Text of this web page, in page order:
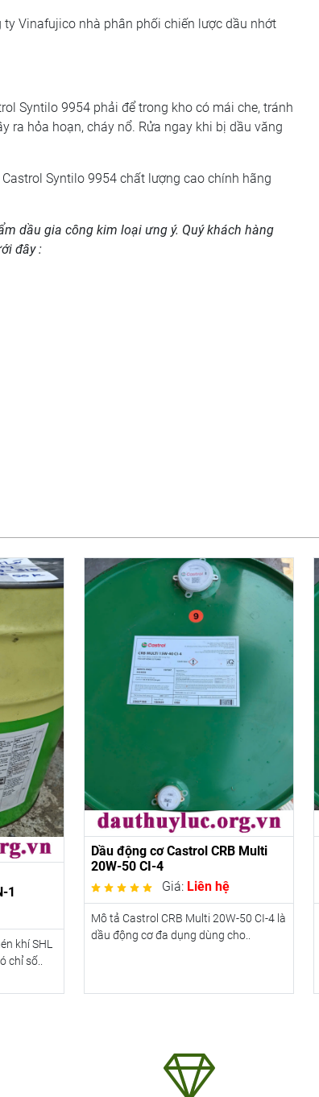
Vinafujico nhà phân phối chiến lược dầu nhớt
Syntilo 9954 phải để trong kho có mái che, tránh
ra hỏa hoạn, cháy nổ. Rửa ngay khi bị dầu văng
Castrol Syntilo 9954 chất lượng cao chính hãng
dầu gia công kim loại ưng ý. Quý khách hàng
đây :
1
khí SHL
chỉ số..
Dầu động cơ Castrol CRB Multi
20W-50 CI-4
Giá: Liên hệ
Mô tả Castrol CRB Multi 20W-50 CI-4 là
dầu động cơ đa dụng dùng cho..